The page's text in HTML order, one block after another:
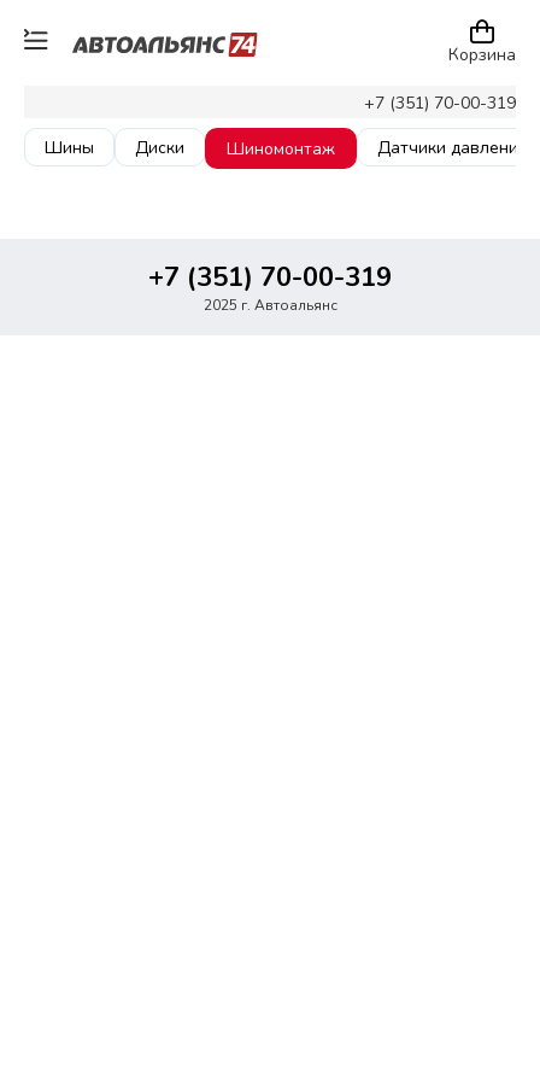
+7 (351) 70-00-319
Корзина
Шины Диски Шиномонтаж Датчики давления
+7 (351) 70-00-319
2025 г. Автоальянс